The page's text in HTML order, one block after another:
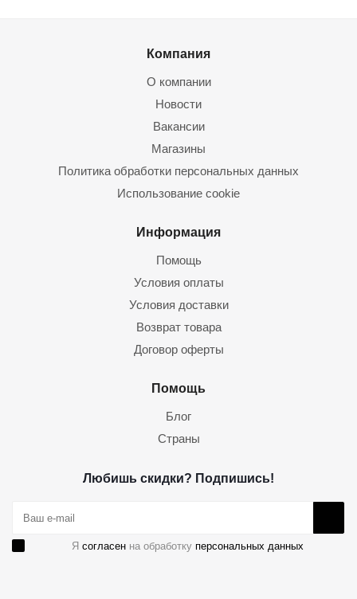
Компания
О компании
Новости
Вакансии
Магазины
Политика обработки персональных данных
Использование cookie
Информация
Помощь
Условия оплаты
Условия доставки
Возврат товара
Договор оферты
Помощь
Блог
Страны
Любишь скидки? Подпишись!
Я согласен на обработку персональных данных